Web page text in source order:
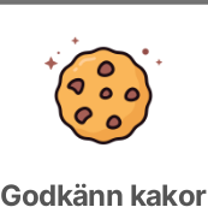
Godkänn kakor